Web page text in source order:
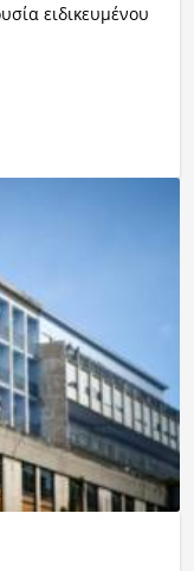
ειδικευμένου